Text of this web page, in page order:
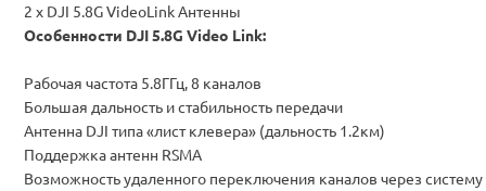
2 x DJI 5.8G VideoLink Антенны
Особенности DJI 5.8G Video Link:
Рабочая частота 5.8ГГц, 8 каналов
Большая дальность и стабильность передачи
Антенна DJI типа «лист клевера» (дальность 1.2км)
Поддержка антенн RSMA
Возможность удаленного переключения каналов через систему